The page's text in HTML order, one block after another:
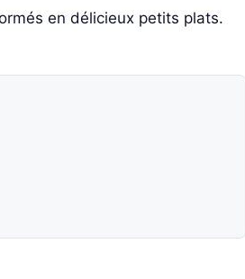
en délicieux petits plats.